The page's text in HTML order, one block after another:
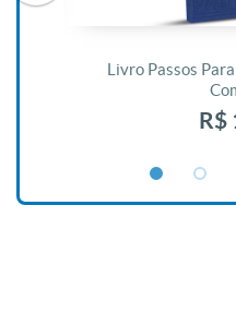
Livro Passos
R$